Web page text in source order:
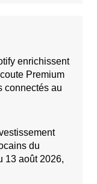
enrichissent
Premium
connectés au
du
13 août 2026,